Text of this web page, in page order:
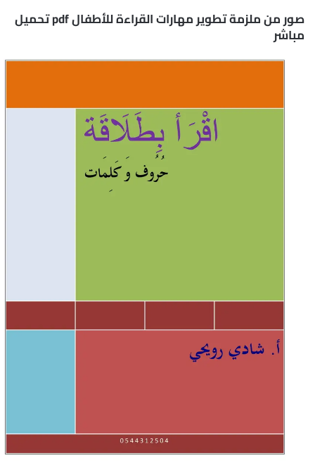
صور من ملزمة تطوير مهارات القراءة للأطفال pdf تحميل
مباشر